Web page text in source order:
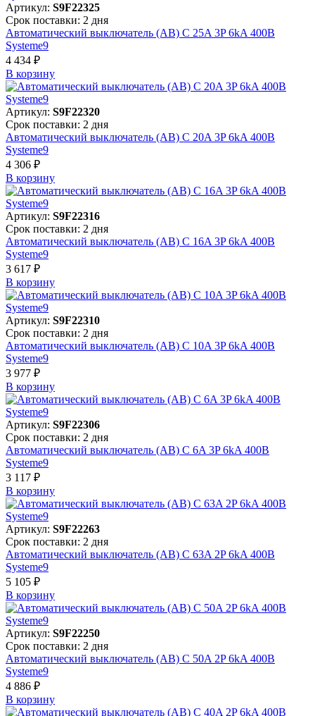
Артикул: S9F22325
Срок поставки: 2 дня
Автоматический выключатель (АВ) C 25A 3P 6kA 400В
Systeme9
4 434 ₽
В корзинy
Артикул: S9F22320
Срок поставки: 2 дня
Автоматический выключатель (АВ) C 20A 3P 6kA 400В
Systeme9
4 306 ₽
В корзинy
Артикул: S9F22316
Срок поставки: 2 дня
Автоматический выключатель (АВ) C 16A 3P 6kA 400В
Systeme9
3 617 ₽
В корзинy
Артикул: S9F22310
Срок поставки: 2 дня
Автоматический выключатель (АВ) C 10A 3P 6kA 400В
Systeme9
3 977 ₽
В корзинy
Артикул: S9F22306
Срок поставки: 2 дня
Автоматический выключатель (АВ) C 6A 3P 6kA 400В
Systeme9
3 117 ₽
В корзинy
Артикул: S9F22263
Срок поставки: 2 дня
Автоматический выключатель (АВ) C 63A 2P 6kA 400В
Systeme9
5 105 ₽
В корзинy
Артикул: S9F22250
Срок поставки: 2 дня
Автоматический выключатель (АВ) C 50A 2P 6kA 400В
Systeme9
4 886 ₽
В корзинy